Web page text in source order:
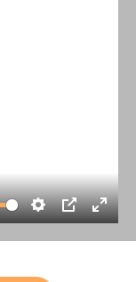
Settings
PIP Enter